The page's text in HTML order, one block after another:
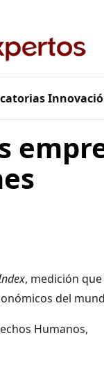
, medición que
del
Humanos,